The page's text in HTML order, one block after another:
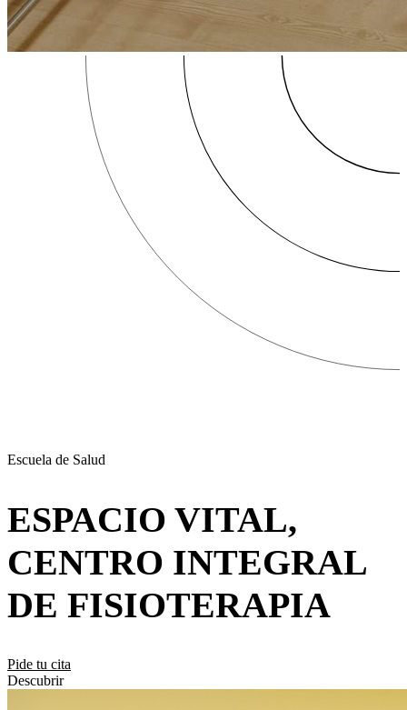
Escuela de Salud
ESPACIO VITAL,
CENTRO INTEGRAL
DE FISIOTERAPIA
Pide tu cita
Descubrir